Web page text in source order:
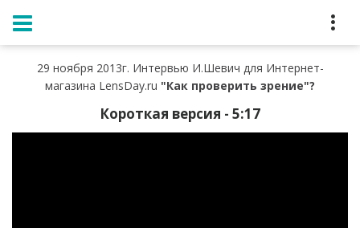
Интервью И.Шевич для Интернет-магазина LensDay.ru
29 ноября 2013г. Интервью И.Шевич для Интернет-
магазина LensDay.ru "Как проверить зрение"?
Короткая версия - 5:17